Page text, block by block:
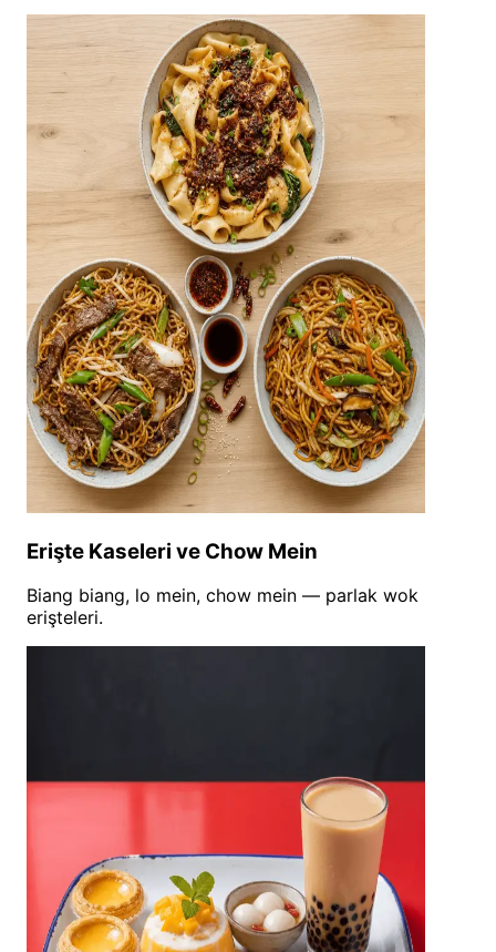
Erişte Kaseleri ve Chow Mein
Biang biang, lo mein, chow mein — parlak wok
erişteleri.